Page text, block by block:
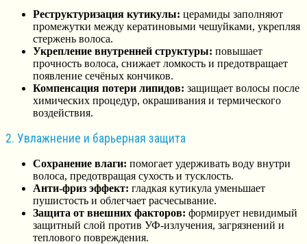
Реструктуризация кутикулы: церамиды заполняют
промежутки между кератиновыми чешуйками, укрепляя
стержень волоса.
Укрепление внутренней структуры: повышает
прочность волоса, снижает ломкость и предотвращает
появление сечёных кончиков.
Компенсация потери липидов: защищает волосы после
химических процедур, окрашивания и термического
воздействия.
2. Увлажнение и барьерная защита
Сохранение влаги: помогает удерживать воду внутри
волоса, предотвращая сухость и тусклость.
Анти-фриз эффект: гладкая кутикула уменьшает
пушистость и облегчает расчесывание.
Защита от внешних факторов: формирует невидимый
защитный слой против УФ-излучения, загрязнений и
теплового повреждения.